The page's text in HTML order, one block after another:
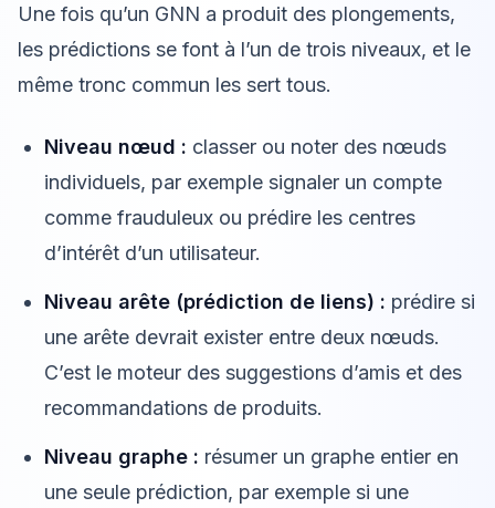
Une fois qu’un GNN a produit des plongements,
les prédictions se font à l’un de trois niveaux, et le
même tronc commun les sert tous.
Niveau nœud : classer ou noter des nœuds
individuels, par exemple signaler un compte
comme frauduleux ou prédire les centres
d’intérêt d’un utilisateur.
Niveau arête (prédiction de liens) : prédire si
une arête devrait exister entre deux nœuds.
C’est le moteur des suggestions d’amis et des
recommandations de produits.
Niveau graphe : résumer un graphe entier en
une seule prédiction, par exemple si une